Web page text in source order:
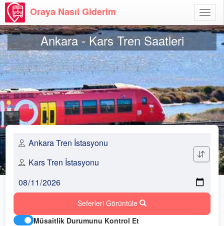
Aç
Oraya Nasıl Giderim
Ankara - Kars Tren Saatleri
Seferleri Görüntüle
Müsaitlik Durumunu Kontrol Et